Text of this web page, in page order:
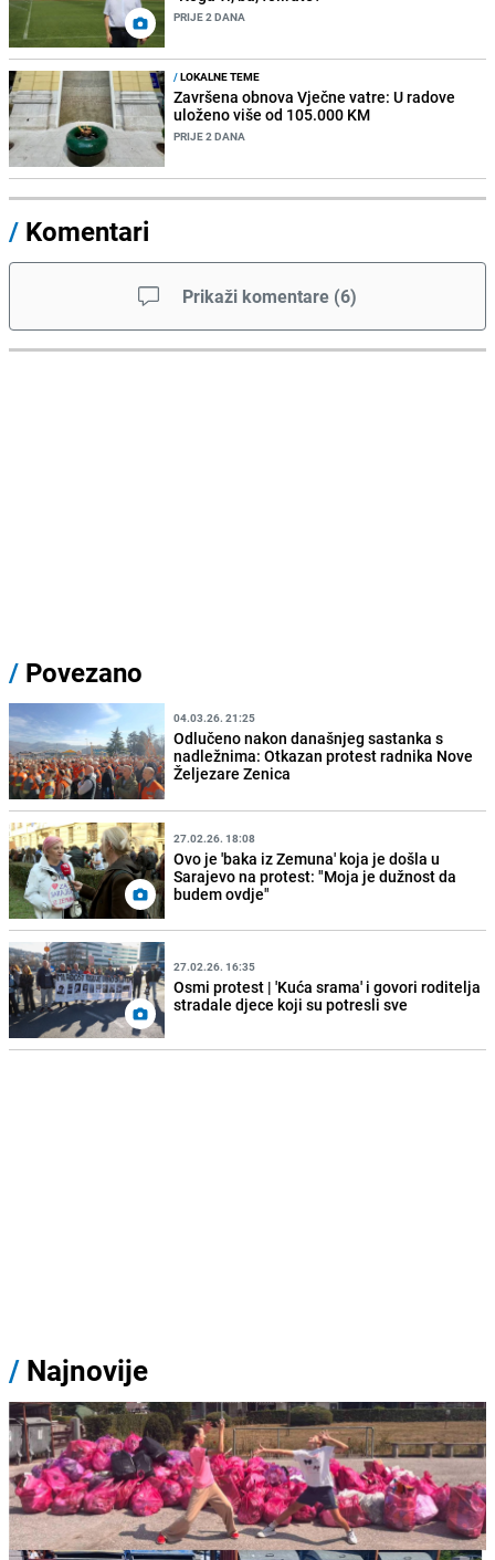
PRIJE 2 DANA
/LOKALNE TEME
Završena obnova Vječne vatre: U radove
uloženo više od 105.000 KM
PRIJE 2 DANA
/ Komentari
Prikaži komentare (6)
/ Povezano
04.03.26. 21:25
Odlučeno nakon današnjeg sastanka s
nadležnima: Otkazan protest radnika Nove
Željezare Zenica
27.02.26. 18:08
Ovo je 'baka iz Zemuna' koja je došla u
Sarajevo na protest: "Moja je dužnost da
budem ovdje"
27.02.26. 16:35
Osmi protest | 'Kuća srama' i govori roditelja
stradale djece koji su potresli sve
/ Najnovije